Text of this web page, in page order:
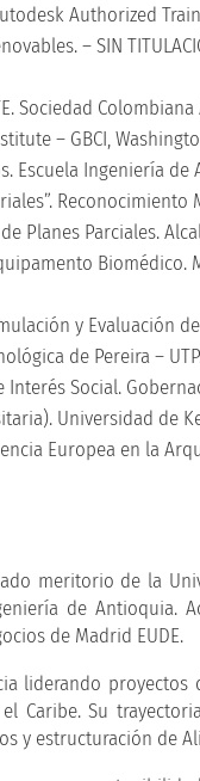
Authorized
– SIN
Sociedad
– GBCI,
Ingeniería de
Reconocimiento
Planes Parciales.
y Evaluación
de Pereira –
Social.
Universidad de
Europea en la
meritorio de la
de Antioquia.
de Madrid EUDE.
liderando
Caribe. Su
y estructuración de